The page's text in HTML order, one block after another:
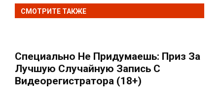
СМОТРИТЕ ТАКЖЕ
Специально Не Придумаешь: Приз За
Лучшую Случайную Запись С
Видеорегистратора (18+)